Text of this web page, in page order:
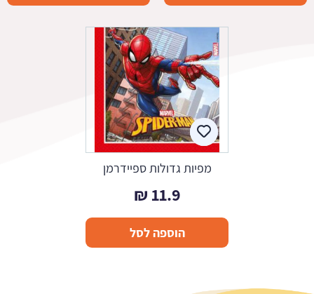
מפיות גדולות ספיידרמן
11.9
₪
הוספה לסל